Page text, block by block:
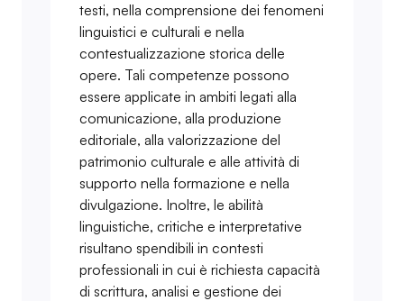
testi, nella comprensione dei fenomeni
linguistici e culturali e nella
contestualizzazione storica delle
opere. Tali competenze possono
essere applicate in ambiti legati alla
comunicazione, alla produzione
editoriale, alla valorizzazione del
patrimonio culturale e alle attività di
supporto nella formazione e nella
divulgazione. Inoltre, le abilità
linguistiche, critiche e interpretative
risultano spendibili in contesti
professionali in cui è richiesta capacità
di scrittura, analisi e gestione dei